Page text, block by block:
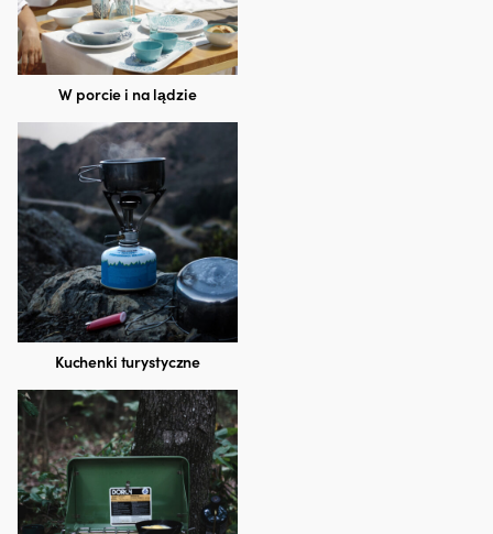
W porcie i na lądzie
Kuchenki turystyczne